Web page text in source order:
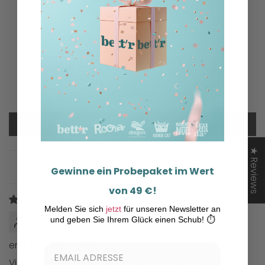
Basierend auf 3 Bewertungen
0
2
Eine Bewertung schreiben
mar fisch
enthält leider Gluten
★ Reviews
Gewinne ein Probepaket im Wert
von 49 €!
Melden Sie sich jetzt für unseren Newsletter an
und geben Sie Ihrem Glück einen Schub! ⏱️